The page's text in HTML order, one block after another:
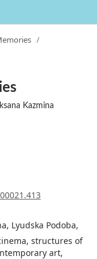
/
Kazmina
Lyudska Podoba,
structures of
art,